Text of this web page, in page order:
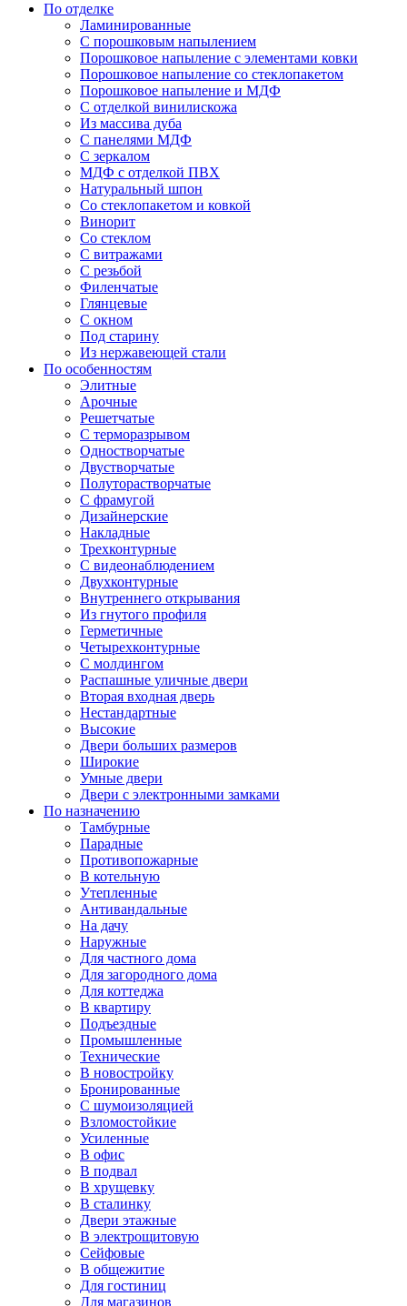
По отделке
Ламинированные
С порошковым напылением
Порошковое напыление с элементами ковки
Порошковое напыление со стеклопакетом
Порошковое напыление и МДФ
С отделкой винилискожа
Из массива дуба
С панелями МДФ
С зеркалом
МДФ с отделкой ПВХ
Натуральный шпон
Со стеклопакетом и ковкой
Винорит
Со стеклом
С витражами
С резьбой
Филенчатые
Глянцевые
С окном
Под старину
Из нержавеющей стали
По особенностям
Элитные
Арочные
Решетчатые
С терморазрывом
Одностворчатые
Двустворчатые
Полуторастворчатые
С фрамугой
Дизайнерские
Накладные
Трехконтурные
С видеонаблюдением
Двухконтурные
Внутреннего открывания
Из гнутого профиля
Герметичные
Четырехконтурные
С молдингом
Распашные уличные двери
Вторая входная дверь
Нестандартные
Высокие
Двери больших размеров
Широкие
Умные двери
Двери с электронными замками
По назначению
Тамбурные
Парадные
Противопожарные
В котельную
Утепленные
Антивандальные
На дачу
Наружные
Для частного дома
Для загородного дома
Для коттеджа
В квартиру
Подъездные
Промышленные
Технические
В новостройку
Бронированные
С шумоизоляцией
Взломостойкие
Усиленные
В офис
В подвал
В хрущевку
В сталинку
Двери этажные
В электрощитовую
Сейфовые
В общежитие
Для гостиниц
Для магазинов